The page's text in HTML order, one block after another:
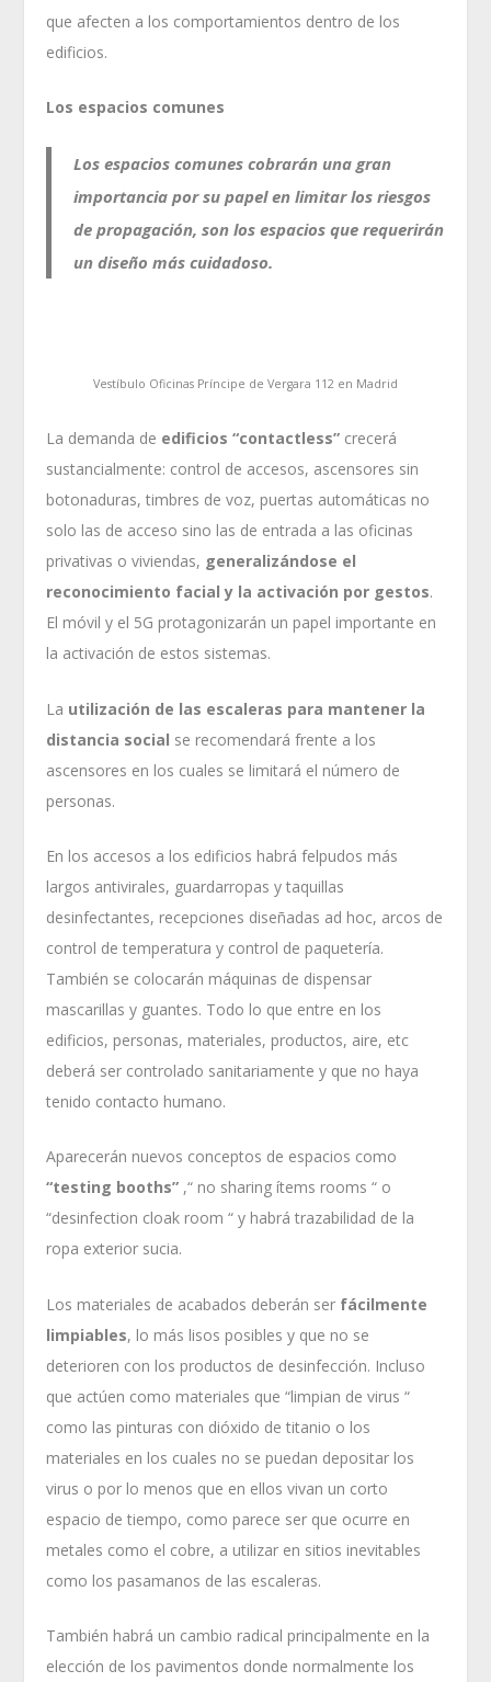
que afecten a los comportamientos dentro de los
edificios.
Los espacios comunes
Los espacios comunes cobrarán una gran
importancia por su papel en limitar los riesgos
de propagación, son los espacios que requerirán
un diseño más cuidadoso.
Vestíbulo Oficinas Príncipe de Vergara 112 en Madrid
La demanda de edificios “contactless” crecerá
sustancialmente: control de accesos, ascensores sin
botonaduras, timbres de voz, puertas automáticas no
solo las de acceso sino las de entrada a las oficinas
privativas o viviendas, generalizándose el
reconocimiento facial y la activación por gestos.
El móvil y el 5G protagonizarán un papel importante en
la activación de estos sistemas.
La utilización de las escaleras para mantener la
distancia social se recomendará frente a los
ascensores en los cuales se limitará el número de
personas.
En los accesos a los edificios habrá felpudos más
largos antivirales, guardarropas y taquillas
desinfectantes, recepciones diseñadas ad hoc, arcos de
control de temperatura y control de paquetería.
También se colocarán máquinas de dispensar
mascarillas y guantes. Todo lo que entre en los
edificios, personas, materiales, productos, aire, etc
deberá ser controlado sanitariamente y que no haya
tenido contacto humano.
Aparecerán nuevos conceptos de espacios como
“testing booths” ,“ no sharing ítems rooms “ o
“desinfection cloak room “ y habrá trazabilidad de la
ropa exterior sucia.
Los materiales de acabados deberán ser fácilmente
limpiables, lo más lisos posibles y que no se
deterioren con los productos de desinfección. Incluso
que actúen como materiales que “limpian de virus “
como las pinturas con dióxido de titanio o los
materiales en los cuales no se puedan depositar los
virus o por lo menos que en ellos vivan un corto
espacio de tiempo, como parece ser que ocurre en
metales como el cobre, a utilizar en sitios inevitables
como los pasamanos de las escaleras.
También habrá un cambio radical principalmente en la
elección de los pavimentos donde normalmente los